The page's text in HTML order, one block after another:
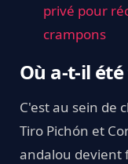
privé pour
crampons
Où a-t-il
C'est au sein de
Tiro Pichón et
andalou devient